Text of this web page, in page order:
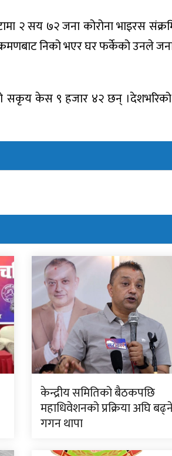
२ सय ७२ जना कोरोना भाइरस
निको भएर घर फर्केको उनले
सकृय केस ९ हजार ४२ छन् ।देशभरिको
केन्द्रीय समितिको बैठकपछि
महाधिवेशनको प्रक्रिया अघि
गगन थापा